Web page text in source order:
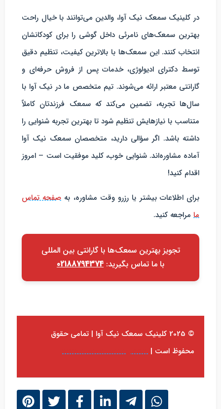
در کلینیک سمعک نیک آوا، والدین می‌توانند با خیال راحت
بهترین سمعک‌های نامرئی داخل گوشی را برای کودکانشان
انتخاب کنند. این سمعک‌ها با بالاترین کیفیت، تنظیم دقیق
توسط دکترای ادیولوژی، خدمات پس از فروش حرفه‌ای و
گارانتی معتبر ارائه می‌شوند. تیم متخصص ما در نیک آوا با
سال‌ها تجربه، تضمین می‌کند که سمعک فرزندتان کاملاً
متناسب با نیازهایش تنظیم شود تا بهترین تجربه شنوایی را
داشته باشد. اگر سؤالی دارید، متخصصان سمعک نیک آوا
آماده مشاوره‌اند. شنوایی خوب، کلید موفقیت است – امروز
اقدام کنید!
برای اطلاعات بیشتر یا رزرو وقت مشاوره، به صفحه تماس
ما مراجعه کنید.
تجویز بهترین سمعک‌ها با گارانتی بین المللی
با ما تماس بگیرید:02188794374
© 2025 کلینیک سمعک نیک آوا | تمامی حقوق
محفوظ است | www.nikavahearing.com